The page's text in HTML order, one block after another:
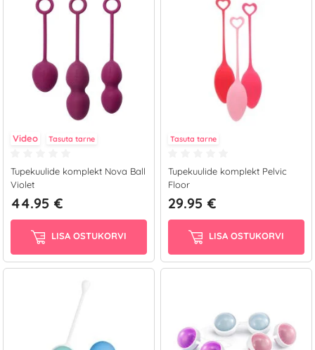
Video Tasuta tarne
Tupekuulide komplekt Nova Ball
Violet
44.95 €
LISA OSTUKORVI
Tasuta tarne
Tupekuulide komplekt Pelvic
Floor
29.95 €
LISA OSTUKORVI